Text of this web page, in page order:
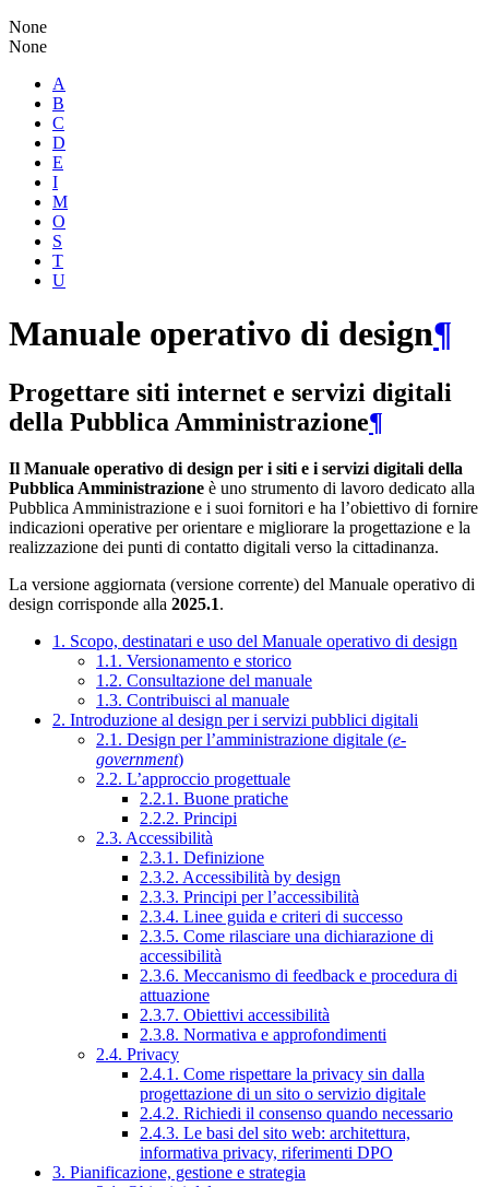
None
None
A
B
C
D
E
I
M
O
S
T
U
Manuale operativo di design¶
Progettare siti internet e servizi digitali
della Pubblica Amministrazione¶
Il Manuale operativo di design per i siti e i servizi digitali della
Pubblica Amministrazione è uno strumento di lavoro dedicato alla
Pubblica Amministrazione e i suoi fornitori e ha l’obiettivo di fornire
indicazioni operative per orientare e migliorare la progettazione e la
realizzazione dei punti di contatto digitali verso la cittadinanza.
La versione aggiornata (versione corrente) del Manuale operativo di
design corrisponde alla 2025.1.
1. Scopo, destinatari e uso del Manuale operativo di design
1.1. Versionamento e storico
1.2. Consultazione del manuale
1.3. Contribuisci al manuale
2. Introduzione al design per i servizi pubblici digitali
2.1. Design per l’amministrazione digitale (e-
government)
2.2. L’approccio progettuale
2.2.1. Buone pratiche
2.2.2. Principi
2.3. Accessibilità
2.3.1. Definizione
2.3.2. Accessibilità by design
2.3.3. Principi per l’accessibilità
2.3.4. Linee guida e criteri di successo
2.3.5. Come rilasciare una dichiarazione di
accessibilità
2.3.6. Meccanismo di feedback e procedura di
attuazione
2.3.7. Obiettivi accessibilità
2.3.8. Normativa e approfondimenti
2.4. Privacy
2.4.1. Come rispettare la privacy sin dalla
progettazione di un sito o servizio digitale
2.4.2. Richiedi il consenso quando necessario
2.4.3. Le basi del sito web: architettura,
informativa privacy, riferimenti DPO
3. Pianificazione, gestione e strategia